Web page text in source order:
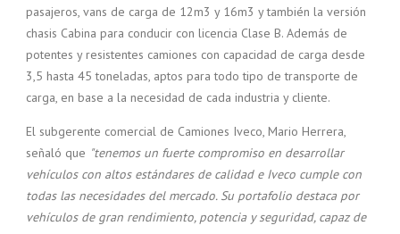
pasajeros, vans de carga de 12m3 y 16m3 y también la versión
chasis Cabina para conducir con licencia Clase B. Además de
potentes y resistentes camiones con capacidad de carga desde
3,5 hasta 45 toneladas, aptos para todo tipo de transporte de
carga, en base a la necesidad de cada industria y cliente.
El subgerente comercial de Camiones Iveco, Mario Herrera,
señaló que "tenemos un fuerte compromiso en desarrollar
vehículos con altos estándares de calidad e Iveco cumple con
todas las necesidades del mercado. Su portafolio destaca por
vehículos de gran rendimiento, potencia y seguridad, capaz de